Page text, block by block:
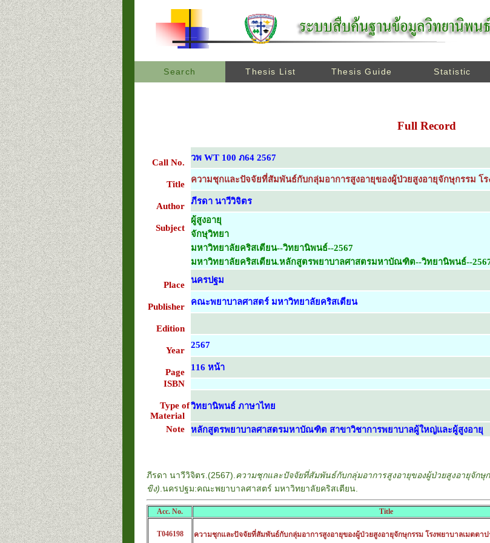
Search Thesis List Thesis Guide Statistic
Full Record
Call No. วพ WT 100 ภ64 2567
Title ความชุกและปัจจัยที่สัมพันธ์กับกลุ่มอาการสูงอายุของผู้ป่วยสูงอายุจักษุกรรม โ
Author ภีรดา นาวีวิจิตร
Subject
ผู้สูงอายุ
จักษุวิทยา
มหาวิทยาลัยคริสเตียน--วิทยานิพนธ์--2567
มหาวิทยาลัยคริสเตียน.หลักสูตรพยาบาลศาสตรมหาบัณฑิต--วิทยานิพนธ์--
Place นครปฐม
Publisher คณะพยาบาลศาสตร์ มหาวิทยาลัยคริสเตียน
Edition
Year
2567
Page
116 หน้า
ISBN
Type of
Material
วิทยานิพนธ์ ภาษาไทย
Note หลักสูตรพยาบาลศาสตรมหาบัณฑิต สาขาวิชาการพยาบาลผู้ใหญ่และผู้สูงอายุ
ภีรดา นาวีวิจิตร.(2567). ความชุกและปัจจัยที่สัมพันธ์กับกลุ่มอาการสูงอายุของผู้ป่วยสูงอายุจักษุ
ขิง) .นครปฐม:คณะพยาบาลศาสตร์ มหาวิทยาลัยคริสเตียน.
Acc. No. Title
T046198
ความชุกและปัจจัยที่สัมพันธ์กับกลุ่มอาการสูงอายุของผู้ป่วยสูงอายุจักษุกรรม โรงพยาบาลเมตตาป